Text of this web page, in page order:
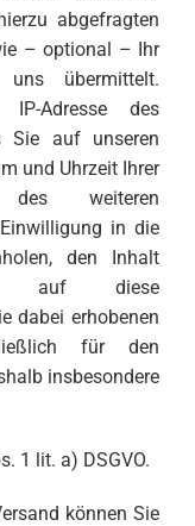
abgefragten
– optional – Ihr
übermittelt.
Adresse des
Sie auf unseren
und Uhrzeit Ihrer
weiteren
in die
den Inhalt
auf diese
dabei erhobenen
für den
insbesondere
1 lit. a) DSGVO.
können Sie